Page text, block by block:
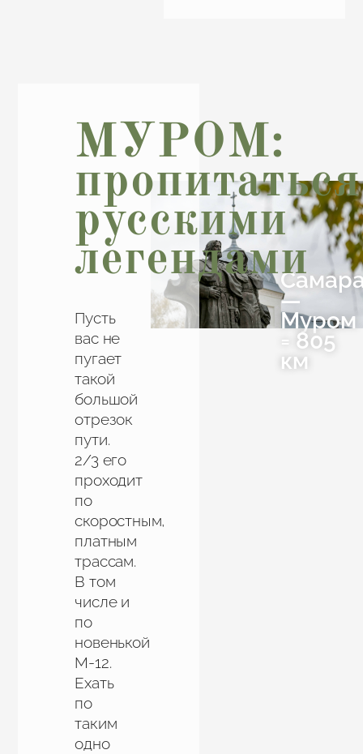
МУРОМ:
пропитаться
русскими
легендами
Пусть
вас не
пугает
такой
большой
отрезок
пути.
2/3 его
проходит
по
скоростным,
платным
трассам.
В том
числе и
по
новенькой
М-12.
Ехать
по
таким
одно
—
Муром
= 805
км